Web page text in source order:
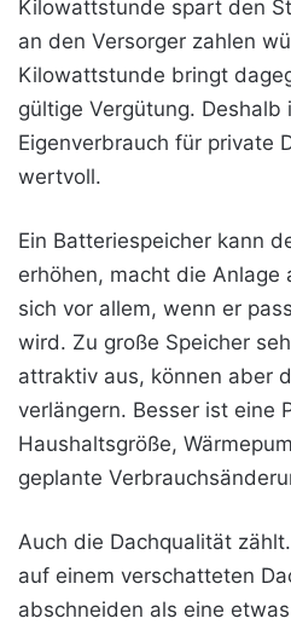
Kilowattstunde spart den
an den Versorger zahlen
Kilowattstunde bringt
gültige Vergütung. Deshalb
Eigenverbrauch für private
wertvoll.
Ein Batteriespeicher kann
erhöhen, macht die Anlage
sich vor allem, wenn er
wird. Zu große Speicher
attraktiv aus, können aber
verlängern. Besser ist eine
Haushaltsgröße,
geplante
Auch die Dachqualität
auf einem verschatteten
abschneiden als eine